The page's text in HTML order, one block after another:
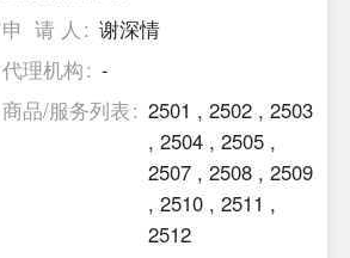
申 请 人
谢深情
代理机构
-
商品/服务列表
2501 ,2502 ,2503
,2504 ,2505 ,
2507 ,2508 ,2509
,2510 ,2511 ,
2512